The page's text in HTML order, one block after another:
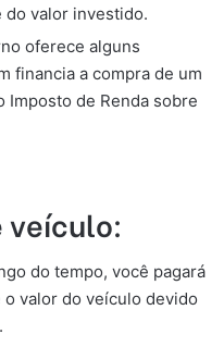
valor investido.
oferece alguns
financia a compra de um
Imposto de Renda sobre
do tempo, você pagará
valor do veículo devido